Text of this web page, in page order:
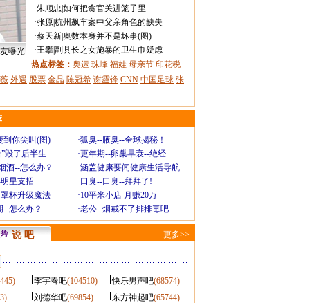
曝光
·朱顺忠 如何把贪官关进笼子里
·张原|杭州飙车案中父亲角色的缺失
·蔡天新|奥数本身并不是坏事(图)
·王攀|副县长之女施暴的卫生巾疑虑
热点标签： 奥运 珠峰 福娃 母亲节 印花税
外遇 股票 金晶 陈冠希 谢霆锋 CNN 中国足球 张
到你尖叫(图) ·狐臭--腋臭--全球揭秘！
毁了后半生 ·更年期--卵巢早衰--绝经
酒--怎么办？ ·涵盖健康要闻健康生活导航
星支招 ·口臭--口臭--拜拜了!
杯升级魔法 ·10平米小店 月赚20万
--怎么办？ ·老公--烟戒不了排排毒吧
说 吧 更多>>
李宇春吧(104510) 快乐男声吧(68574)
刘德华吧(69854) 东方神起吧(65744)